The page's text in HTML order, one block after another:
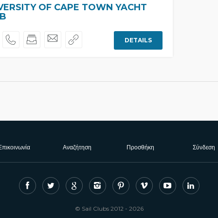
OF CAPE TOWN YACHT
DETAILS
Αναζήτηση Προσθήκη Σύνδεση
© Sail Clubs 2012 - 2026